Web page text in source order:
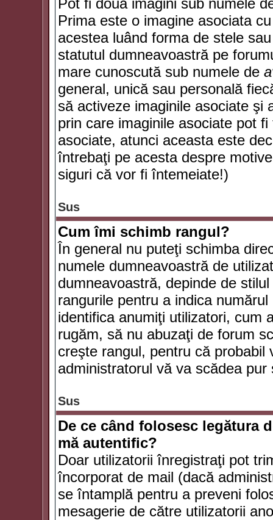
Pot fi două imagini sub numele
Prima este o imagine asociata
acestea luând forma de stele
statutul dumneavoastră pe
mare cunoscută sub numele de
general, unică sau personală
să activeze imaginile asociate şi
prin care imaginile asociate pot
asociate, atunci aceasta este
întrebaţi pe acesta despre
siguri că vor fi întemeiate!)
Sus
Cum îmi schimb rangul?
În general nu puteţi schimba
numele dumneavoastră de
dumneavoastră, depinde de
rangurile pentru a indica
identifica anumiţi utilizatori, cum
rugăm, să nu abuzaţi de forum
creşte rangul, pentru că
administratorul vă va scădea
Sus
De ce când folosesc legătura
mă autentific?
Doar utilizatorii înregistraţi pot
încorporat de mail (dacă
se întamplă pentru a preveni
mesagerie de către utilizatorii